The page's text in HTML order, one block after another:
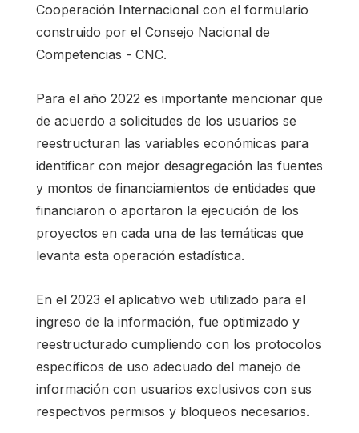
Cooperación Internacional con el formulario
construido por el Consejo Nacional de
Competencias - CNC.
Para el año 2022 es importante mencionar que
de acuerdo a solicitudes de los usuarios se
reestructuran las variables económicas para
identificar con mejor desagregación las fuentes
y montos de financiamientos de entidades que
financiaron o aportaron la ejecución de los
proyectos en cada una de las temáticas que
levanta esta operación estadística.
En el 2023 el aplicativo web utilizado para el
ingreso de la información, fue optimizado y
reestructurado cumpliendo con los protocolos
específicos de uso adecuado del manejo de
información con usuarios exclusivos con sus
respectivos permisos y bloqueos necesarios.